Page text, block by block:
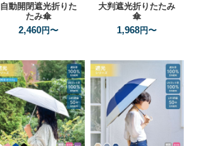
自動開閉遮光折りた
たみ傘
2,460円〜
大判遮光折りたたみ
傘
1,968円〜